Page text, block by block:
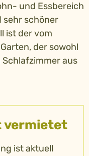
und Essbereich
schöner
ist der vom
der sowohl
Schlafzimmer aus
vermietet
ist aktuell